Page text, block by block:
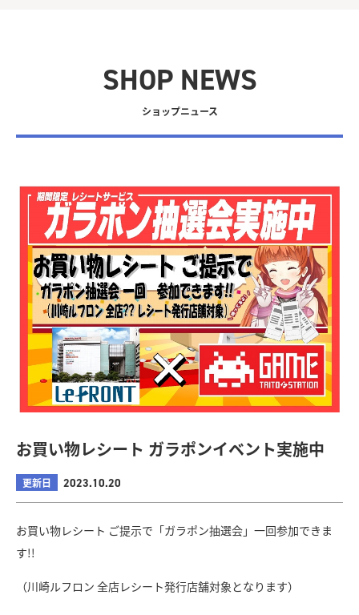
SHOP NEWS
ショップニュース
お買い物レシート ガラポンイベント実施中
更新日 2023.10.20
お買い物レシート ご提示で「ガラポン抽選会」一回参加できま
す!!
（川崎ルフロン 全店レシート発行店舗対象となります）